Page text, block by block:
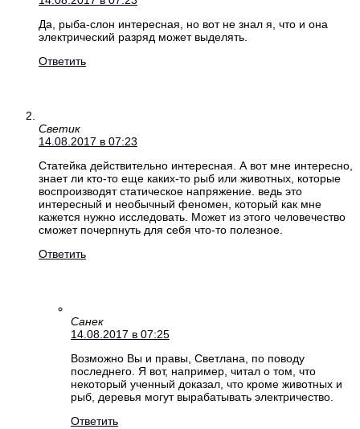
Да, рыба-слон интересная, но вот не знал я, что и она
электрический разряд может выделять.
Ответить
Светик
14.08.2017 в 07:23
Статейка действительно интересная. А вот мне интересно,
знает ли кто-то еще каких-то рыб или животных, которые
воспроизводят статическое напряжение. ведь это
интересный и необычный феномен, который как мне
кажется нужно исследовать. Может из этого человечество
сможет почерпнуть для себя что-то полезное.
Ответить
Санек
14.08.2017 в 07:25
Возможно Вы и правы, Светлана, по поводу
последнего. Я вот, например, читал о том, что
некоторый ученный доказал, что кроме животных и
рыб, деревья могут вырабатывать электричество.
Ответить